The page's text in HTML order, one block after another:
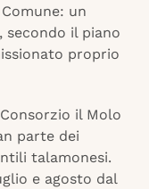
un
il piano
proprio
il Molo
parte dei
talamonesi.
e agosto dal